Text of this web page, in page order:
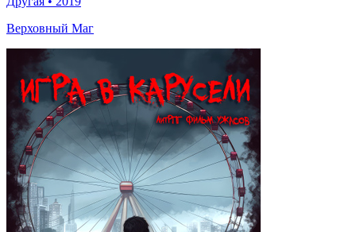
Верховный Маг